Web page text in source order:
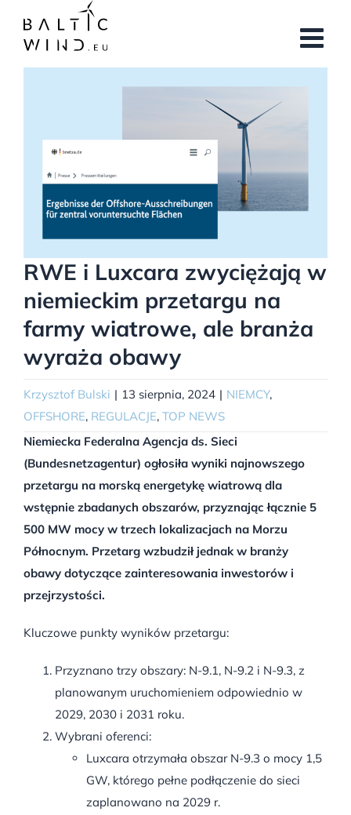
zawartości
RWE i Luxcara zwyciężają w
niemieckim przetargu na
farmy wiatrowe, ale branża
wyraża obawy
Krzysztof Bulski | 13 sierpnia, 2024 | NIEMCY,
OFFSHORE, REGULACJE, TOP NEWS
Niemiecka Federalna Agencja ds. Sieci
(Bundesnetzagentur) ogłosiła wyniki najnowszego
przetargu na morską energetykę wiatrową dla
wstępnie zbadanych obszarów, przyznając łącznie 5
500 MW mocy w trzech lokalizacjach na Morzu
Północnym. Przetarg wzbudził jednak w branży
obawy dotyczące zainteresowania inwestorów i
przejrzystości.
Kluczowe punkty wyników przetargu:
Przyznano trzy obszary: N-9.1, N-9.2 i N-9.3, z
planowanym uruchomieniem odpowiednio w
2029, 2030 i 2031 roku.
Wybrani oferenci:
Luxcara otrzymała obszar N-9.3 o mocy 1,5
GW, którego pełne podłączenie do sieci
zaplanowano na 2029 r.